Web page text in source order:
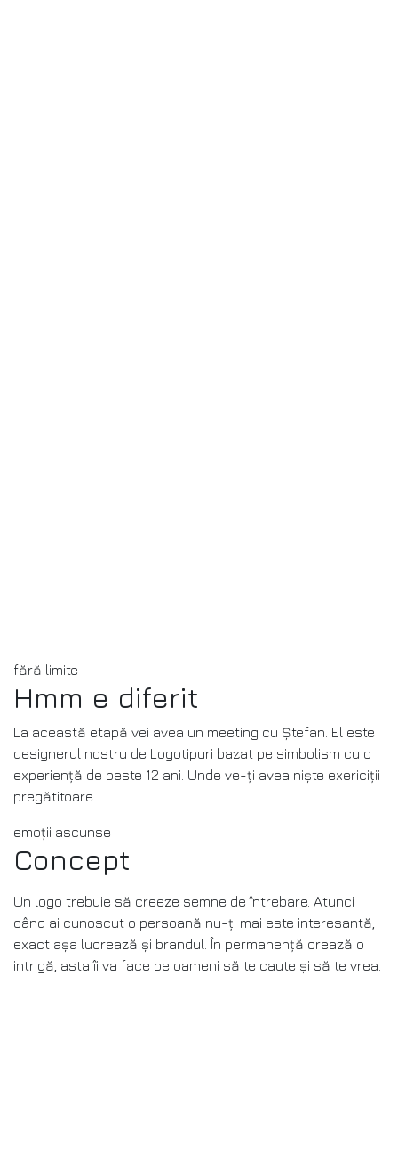
fără limite
Hmm e diferit
La această etapă vei avea un meeting cu Ștefan. El este
designerul nostru de Logotipuri bazat pe simbolism cu o
experiență de peste 12 ani. Unde ve-ți avea niște exericiții
pregătitoare ...
emoții ascunse
Concept
Un logo trebuie să creeze semne de întrebare. Atunci
când ai cunoscut o persoană nu-ți mai este interesantă,
exact așa lucrează și brandul. În permanență crează o
intrigă, asta îi va face pe oameni să te caute și să te vrea.